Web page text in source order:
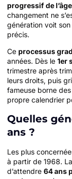
progressif de
changement ne
génération voit
précis.
Ce processus
années. Dès le 1er
trimestre après
leurs droits, puis
fameuse borne
propre calendrier
Quelles
ans ?
Les plus
à partir de 1968. La
d’attendre 64 ans